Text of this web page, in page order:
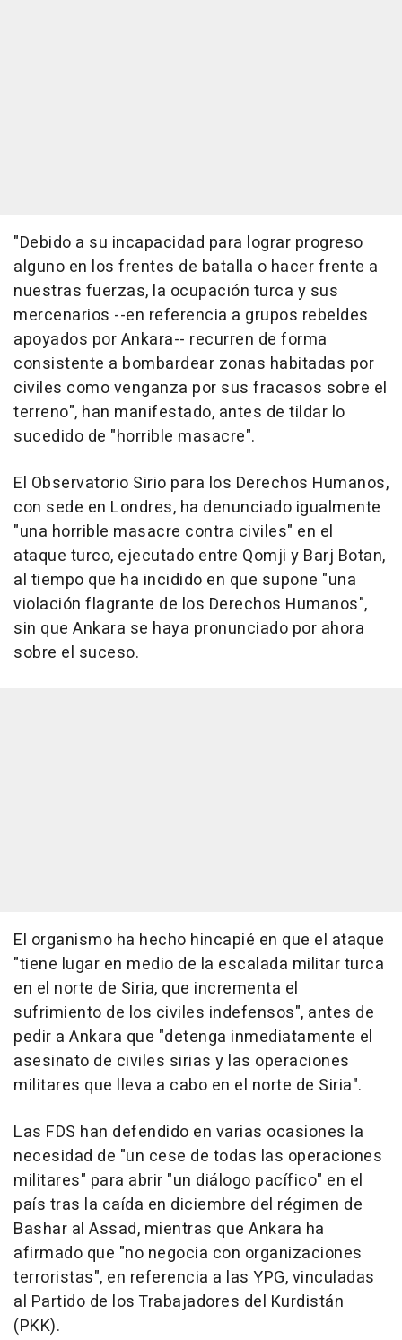
"Debido a su incapacidad para lograr progreso
alguno en los frentes de batalla o hacer frente a
nuestras fuerzas, la ocupación turca y sus
mercenarios --en referencia a grupos rebeldes
apoyados por Ankara-- recurren de forma
consistente a bombardear zonas habitadas por
civiles como venganza por sus fracasos sobre el
terreno", han manifestado, antes de tildar lo
sucedido de "horrible masacre".
El Observatorio Sirio para los Derechos Humanos,
con sede en Londres, ha denunciado igualmente
"una horrible masacre contra civiles" en el
ataque turco, ejecutado entre Qomji y Barj Botan,
al tiempo que ha incidido en que supone "una
violación flagrante de los Derechos Humanos",
sin que Ankara se haya pronunciado por ahora
sobre el suceso.
El organismo ha hecho hincapié en que el ataque
"tiene lugar en medio de la escalada militar turca
en el norte de Siria, que incrementa el
sufrimiento de los civiles indefensos", antes de
pedir a Ankara que "detenga inmediatamente el
asesinato de civiles sirias y las operaciones
militares que lleva a cabo en el norte de Siria".
Las FDS han defendido en varias ocasiones la
necesidad de "un cese de todas las operaciones
militares" para abrir "un diálogo pacífico" en el
país tras la caída en diciembre del régimen de
Bashar al Assad, mientras que Ankara ha
afirmado que "no negocia con organizaciones
terroristas", en referencia a las YPG, vinculadas
al Partido de los Trabajadores del Kurdistán
(PKK).